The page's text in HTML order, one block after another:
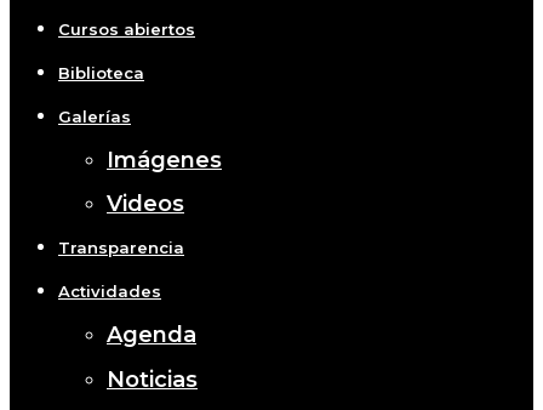
Cursos abiertos
Biblioteca
Galerías
Imágenes
Videos
Transparencia
Actividades
Agenda
Noticias